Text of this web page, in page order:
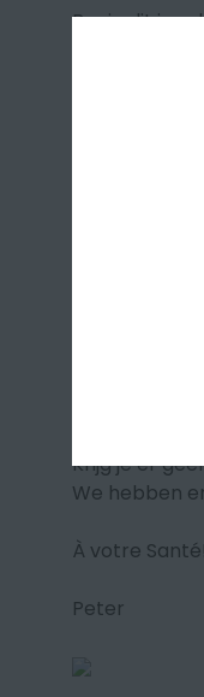
Begin dit jaar
Krijg je er
We hebben
À votre Santé!
Peter